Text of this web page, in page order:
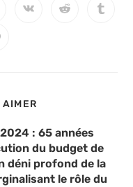
2024 : 65 années
du budget de
déni profond de la
le rôle du